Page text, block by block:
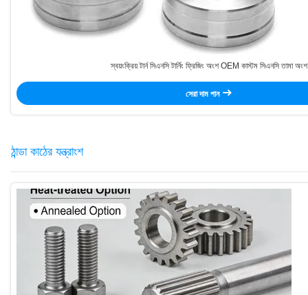
স্বয়ংক্রিয় টার্ন সিএনসি টার্নিং ফ্রিজিং অংশ OEM কাস্টম সিএনসি তামা অংশ
সেরা দাম পান
ঠান্ডা কাঠের যন্ত্রাংশ